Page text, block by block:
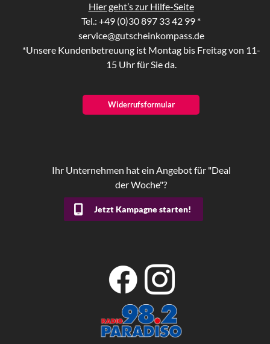
Hier geht’s zur Hilfe-Seite
Tel.: +49 (0)30 897 33 42 99 *
service@gutscheinkompass.de
*Unsere Kundenbetreuung ist Montag bis Freitag von 11-
15 Uhr für Sie da.
Widerrufsformular
Ihr Unternehmen hat ein Angebot für "Deal
der Woche"?
Jetzt Kampagne starten!